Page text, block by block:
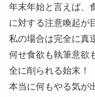
年末年始と言えば、
に対する注意喚起が
私の場合は完全に真
何せ食欲も執筆意欲
全に削られる始末！
本当に何もやる気が